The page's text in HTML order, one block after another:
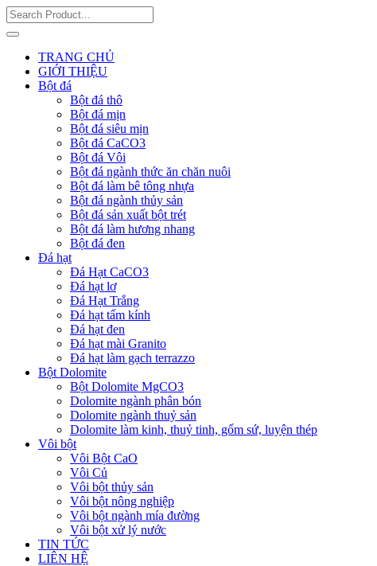
TRANG CHỦ
GIỚI THIỆU
Bột đá
Bột đá thô
Bột đá mịn
Bột đá siêu mịn
Bột đá CaCO3
Bột đá Vôi
Bột đá ngành thức ăn chăn nuôi
Bột đá làm bê tông nhựa
Bột đá ngành thủy sản
Bột đá sản xuất bột trét
Bột đá làm hương nhang
Bột đá đen
Đá hạt
Đá Hạt CaCO3
Đá hạt lơ
Đá Hạt Trắng
Đá hạt tấm kính
Đá hạt đen
Đá hạt mài Granito
Đá hạt làm gạch terrazzo
Bột Dolomite
Bột Dolomite MgCO3
Dolomite ngành phân bón
Dolomite ngành thuỷ sản
Dolomite làm kinh, thuỷ tinh, gốm sứ, luyện thép
Vôi bột
Vôi Bột CaO
Vôi Củ
Vôi bột thủy sản
Vôi bột nông nghiệp
Vôi bột ngành mía đường
Vôi bột xử lý nước
TIN TỨC
LIÊN HỆ